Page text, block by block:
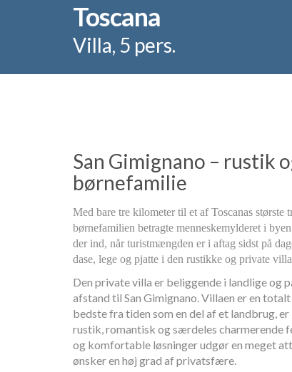
Toscana
Villa, 5 pers.
San Gimignano – rustik
børnefamilie
Med bare tre kilometer til et af Toscanas
børnefamilien betragte menneskemylderet i
der ind, når turistmængden er i aftag sidst på
dase, lege og pjatte i den rustikke og private
Den private villa er beliggende i landlige og
afstand til San Gimignano. Villaen er en
bedste fra tiden som en del af et landbrug,
rustik, romantisk og særdeles charmerende
og komfortable løsninger udgør en meget
ønsker en høj grad af privatsfære.